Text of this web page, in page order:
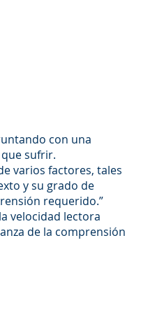
con una
sufrir.
varios factores, tales
y su grado de
requerido.”
velocidad lectora
de la comprensión